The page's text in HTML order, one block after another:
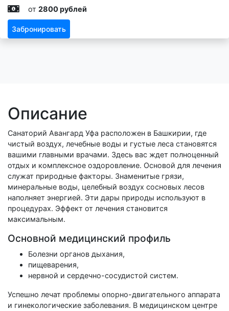
от 2800 рублей
Забронировать
Описание
Санаторий Авангард Уфа расположен в Башкирии, где
чистый воздух, лечебные воды и густые леса становятся
вашими главными врачами. Здесь вас ждет полноценный
отдых и комплексное оздоровление. Основой для лечения
служат природные факторы. Знаменитые грязи,
минеральные воды, целебный воздух сосновых лесов
наполняет энергией. Эти дары природы используют в
процедурах. Эффект от лечения становится
максимальным.
Основной медицинский профиль
Болезни органов дыхания,
пищеварения,
нервной и сердечно-сосудистой систем.
Успешно лечат проблемы опорно-двигательного аппарата
и гинекологические заболевания. В медицинском центре